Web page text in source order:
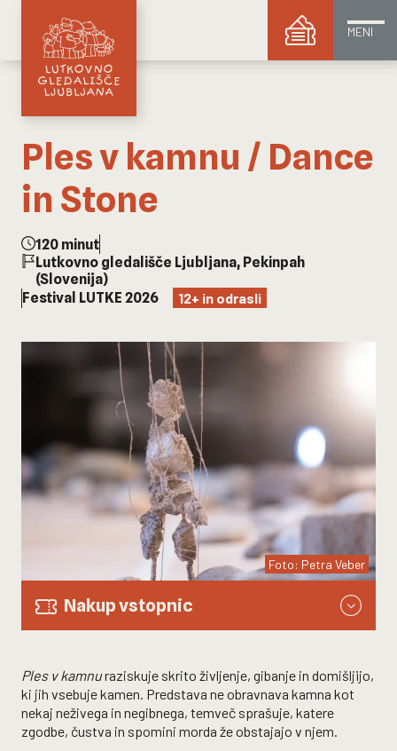
MENI
Ples v kamnu / Dance
in Stone
120 minut
Lutkovno gledališče Ljubljana, Pekinpah
(Slovenija)
Festival LUTKE 2026
12+ in odrasli
Foto: Petra Veber
Nakup vstopnic
Ples v kamnuraziskuje skrito življenje, gibanje in domišljijo,
ki jih vsebuje kamen. Predstava ne obravnava kamna kot
nekaj neživega in negibnega, temveč sprašuje, katere
zgodbe, čustva in spomini morda že obstajajo v njem.